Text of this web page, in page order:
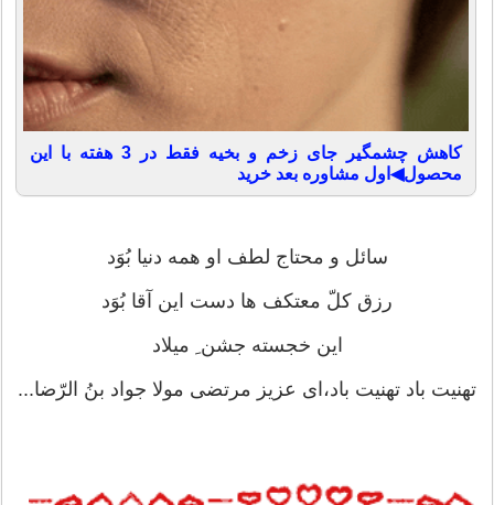
کاهش چشمگیر جای زخم و بخیه فقط در 3 هفته با این
محصول◀اول مشاوره بعد خرید
سائل و محتاج لطف او همه دنیا بُوَد
رزق کلّ معتکف ها دست این آقا بُوَد
این خجسته جشن ِ میلاد
تهنیت باد تهنیت باد،ای عزیز مرتضی مولا جواد بنُ الرّضا...